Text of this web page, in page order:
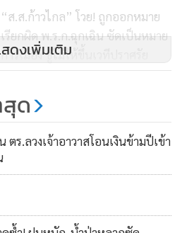
ทศใหม่ๆ ด้วยเช่นกัน ทำให้ทางเจ้า
วจสอบว่าเหตุการณ์หลายครั้งเกิด
“ส.ส.ก้าวไกล” โวย! ถูกออกหมาย
เรียกผิด พ.ร.ก.ฉุกเฉิน ซัดเป็นหมาย
การเมือง ขู่ไม่ให้ขึ้นเวทีปราศรัย
หลง ดับ 16 เจ็บนับ 10 ราย
ดงเพิ่มเติม
ด
ตร.ลวงเจ้าอาวาสโอนเงินข้ามปีเข้า